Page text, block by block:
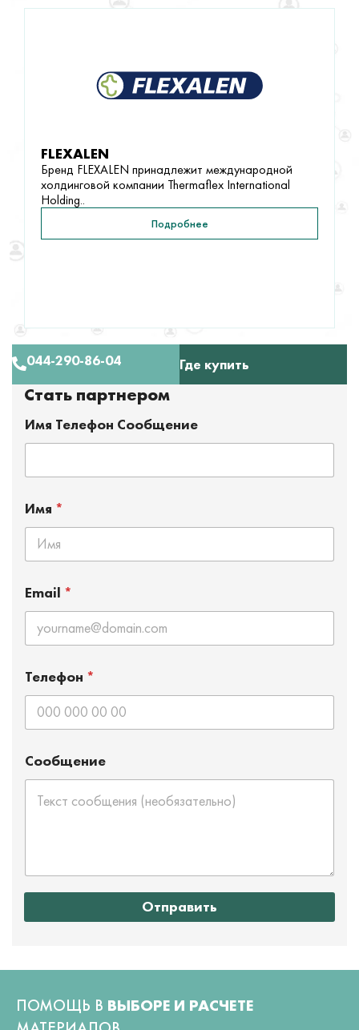
FLEXALEN
Бренд FLEXALEN принадлежит международной
холдинговой компании Thermaflex International
Holding..
Подробнее
044-290-86-04 Где купить
Стать партнером
Имя Телефон Сообщение
Имя *
Email *
Телефон *
Сообщение
Отправить
ПОМОЩЬ В ВЫБОРЕ И РАСЧЕТЕ